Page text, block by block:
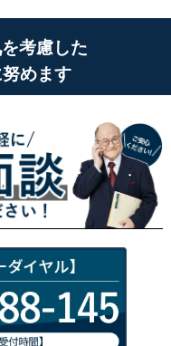
を考慮した
めます